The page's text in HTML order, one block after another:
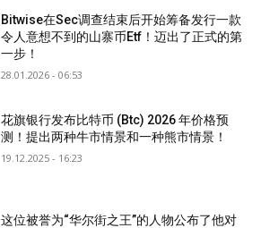
Bitwise在Sec调查结束后开始筹备发行一款
令人意想不到的山寨币Etf！迈出了正式的第
一步！
28.01.2026 - 06:53
花旗银行发布比特币 (Btc) 2026 年价格预
测！提出两种牛市情景和一种熊市情景！
19.12.2025 - 16:23
这位被誉为“华尔街之王”的人物公布了他对